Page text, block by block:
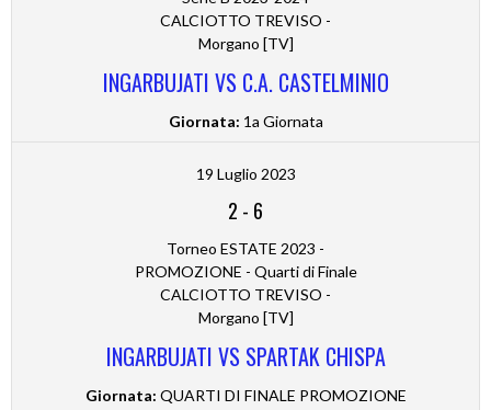
CALCIOTTO TREVISO -
Morgano [TV]
INGARBUJATI VS C.A. CASTELMINIO
Giornata: 1a Giornata
19 Luglio 2023
2 - 6
Torneo ESTATE 2023 -
PROMOZIONE - Quarti di Finale
CALCIOTTO TREVISO -
Morgano [TV]
INGARBUJATI VS SPARTAK CHISPA
Giornata: QUARTI DI FINALE PROMOZIONE